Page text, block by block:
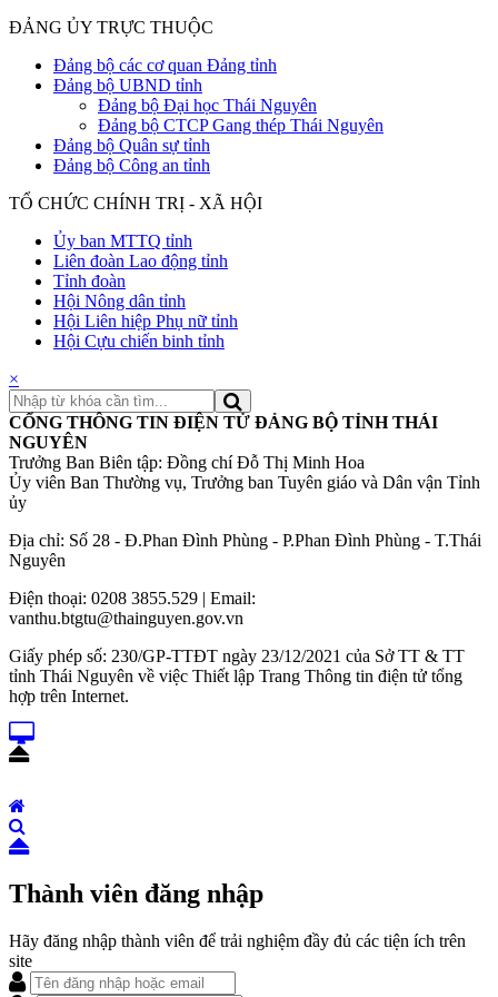
ĐẢNG ỦY TRỰC THUỘC
Đảng bộ các cơ quan Đảng tỉnh
Đảng bộ UBND tỉnh
Đảng bộ Đại học Thái Nguyên
Đảng bộ CTCP Gang thép Thái Nguyên
Đảng bộ Quân sự tỉnh
Đảng bộ Công an tỉnh
TỔ CHỨC CHÍNH TRỊ - XÃ HỘI
Ủy ban MTTQ tỉnh
Liên đoàn Lao động tỉnh
Tỉnh đoàn
Hội Nông dân tỉnh
Hội Liên hiệp Phụ nữ tỉnh
Hội Cựu chiến binh tỉnh
×
CỔNG THÔNG TIN ĐIỆN TỬ ĐẢNG BỘ TỈNH THÁI
NGUYÊN
Trưởng Ban Biên tập: Đồng chí Đỗ Thị Minh Hoa
Ủy viên Ban Thường vụ, Trưởng ban Tuyên giáo và Dân vận Tỉnh
ủy
Địa chỉ: Số 28 - Đ.Phan Đình Phùng - P.Phan Đình Phùng - T.Thái
Nguyên
Điện thoại: 0208 3855.529 | Email:
vanthu.btgtu@thainguyen.gov.vn
Giấy phép số: 230/GP-TTĐT ngày 23/12/2021 của Sở TT & TT
tỉnh Thái Nguyên về việc Thiết lập Trang Thông tin điện tử tổng
hợp trên Internet.
Thành viên đăng nhập
Hãy đăng nhập thành viên để trải nghiệm đầy đủ các tiện ích trên
site